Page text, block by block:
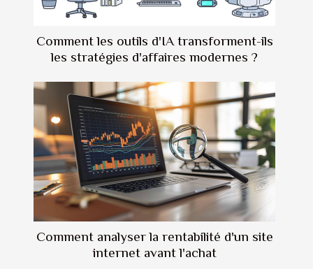
Comment les outils d'IA transforment-ils
les stratégies d'affaires modernes ?
Comment analyser la rentabilité d'un site
internet avant l'achat